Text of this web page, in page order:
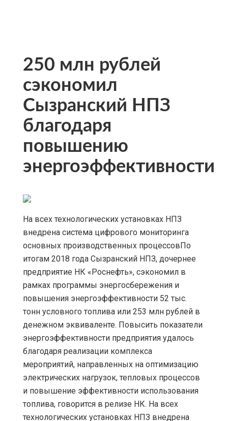
250 млн рублей
сэкономил
Сызранский НПЗ
благодаря
повышению
энергоэффективности
На всех технологических установках НПЗ
внедрена система цифрового мониторинга
основных производственных процессовПо
итогам 2018 года Сызранский НПЗ, дочернее
предприятие НК «Роснефть», сэкономил в
рамках программы энергосбережения и
повышения энергоэффективности 52 тыс.
тонн условного топлива или 253 млн рублей в
денежном эквиваленте. Повысить показатели
энергоэффективности предприятия удалось
благодаря реализации комплекса
мероприятий, направленных на оптимизацию
электрических нагрузок, тепловых процессов
и повышение эффективности использования
топлива, говорится в релизе НК. На всех
технологических установках НПЗ внедрена